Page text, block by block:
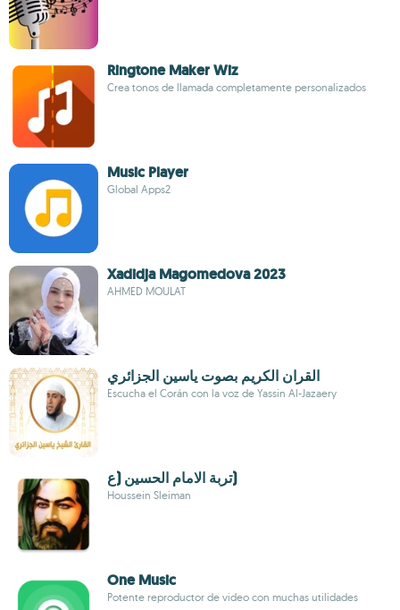
Ringtone Maker Wiz
Crea tonos de llamada completamente personalizados
Music Player
Global Apps2
Xadidja Magomedova 2023
AHMED MOULAT
القران الكريم بصوت ياسين الجزائري
Escucha el Corán con la voz de Yassin Al-Jazaery
تربة الامام الحسين (ع)
Houssein Sleiman
One Music
Potente reproductor de video con muchas utilidades